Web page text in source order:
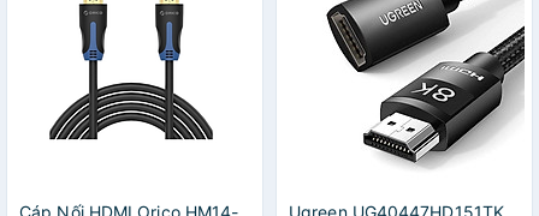
Cáp Nối HDMI Orico HM14-
Ugreen UG40447HD151TK